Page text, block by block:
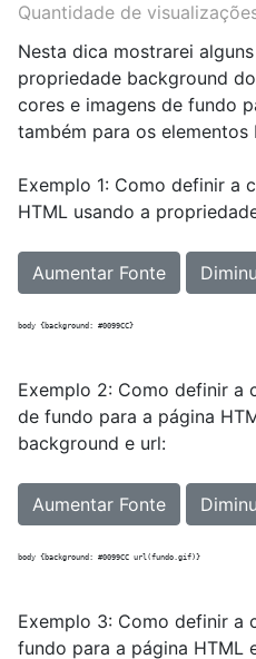
Quantidade de
Nesta dica mostrarei
propriedade background
cores e imagens de fundo
também para os elementos
Exemplo 1: Como definir a
HTML usando a
Aumentar Fonte
Exemplo 2: Como definir a
de fundo para a página
background e url:
Aumentar Fonte
Exemplo 3: Como definir a
fundo para a página HTML